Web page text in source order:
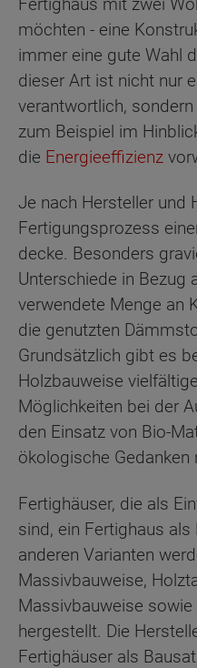
möchten - eine
immer eine gute Wahl
dieser Art ist nicht nur
verantwortlich,
zum Beispiel im
die Energieeffizienz
Je nach Hersteller und
Fertigungsprozess
decke. Besonders
Unterschiede in Bezug
verwendete Menge an
die genutzten
Grundsätzlich gibt es
Holzbauweise
Möglichkeiten bei der
den Einsatz von Bio-
ökologische
Fertighäuser, die als
sind, ein Fertighaus
anderen Varianten
Massivbauweise,
Massivbauweise
hergestellt. Die
Fertighäuser als